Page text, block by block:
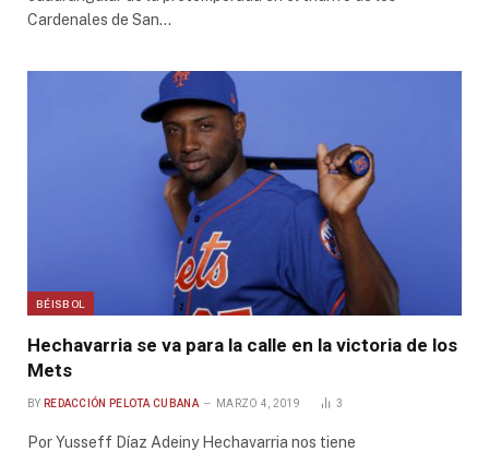
Cardenales de San…
BÉISBOL
Hechavarria se va para la calle en la victoria de los
Mets
BY REDACCIÓN PELOTA CUBANA MARZO 4, 2019 3
Por Yusseff Díaz Adeiny Hechavarria nos tiene